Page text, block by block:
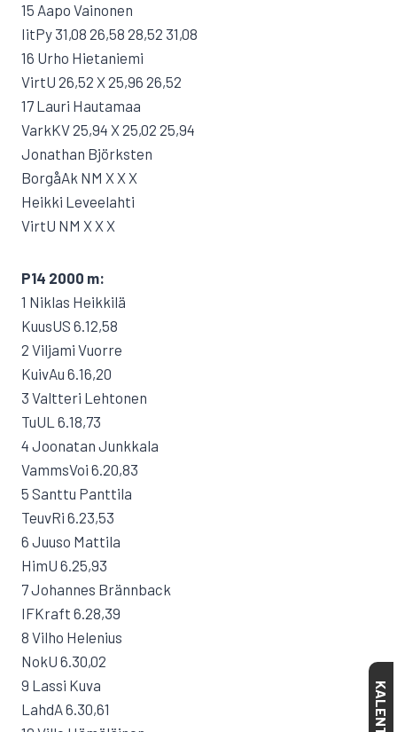
15 Aapo Vainonen
IitPy 31,08 26,58 28,52 31,08
16 Urho Hietaniemi
VirtU 26,52 X 25,96 26,52
17 Lauri Hautamaa
VarkKV 25,94 X 25,02 25,94
Jonathan Björksten
BorgåAk NM X X X
Heikki Leveelahti
VirtU NM X X X
P14 2000 m:
1 Niklas Heikkilä
KuusUS 6.12,58
2 Viljami Vuorre
KuivAu 6.16,20
3 Valtteri Lehtonen
TuUL 6.18,73
4 Joonatan Junkkala
VammsVoi 6.20,83
5 Santtu Panttila
TeuvRi 6.23,53
6 Juuso Mattila
HimU 6.25,93
7 Johannes Brännback
IFKraft 6.28,39
8 Vilho Helenius
NokU 6.30,02
9 Lassi Kuva
LahdA 6.30,61